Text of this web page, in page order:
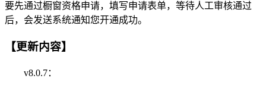
要先通过橱窗资格申请，填写申请表单，等待人工审核通过
后，会发送系统通知您开通成功。
【更新内容】
v8.0.7：